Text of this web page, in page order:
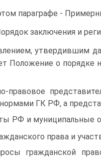
параграфе -
заключения и
утвердившим
Положение о порядке
правовое
нормами ГК РФ, а
РФ и муниципальные
права и
гражданской